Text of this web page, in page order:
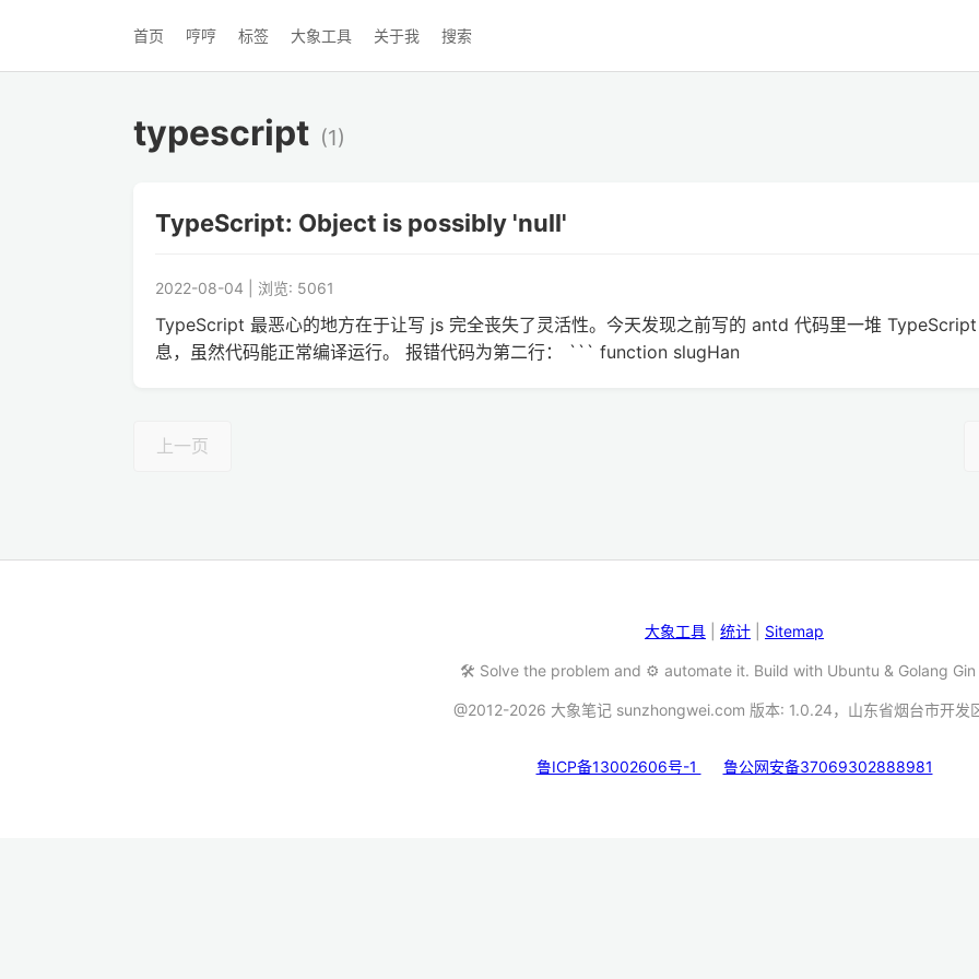
首页 哼哼 标签 大象工具 关于我 搜索
typescript (1)
TypeScript: Object is possibly 'null'
2022-08-04 | 浏览: 5061
TypeScript 最恶心的地方在于让写 js 完全丧失了灵活性。今天发现之前写的 antd 代码里一堆
息，虽然代码能正常编译运行。 报错代码为第二行： ``` function slugHan
上一页
大象工具 统计 Sitemap
🛠️ Solve the problem and ⚙️ automate it. Build with Ubuntu & Golang
@2012-2026 大象笔记 sunzhongwei.com 版本: 1.0.24，山东省烟台市开发
鲁ICP备13002606号-1 鲁公网安备37069302888981